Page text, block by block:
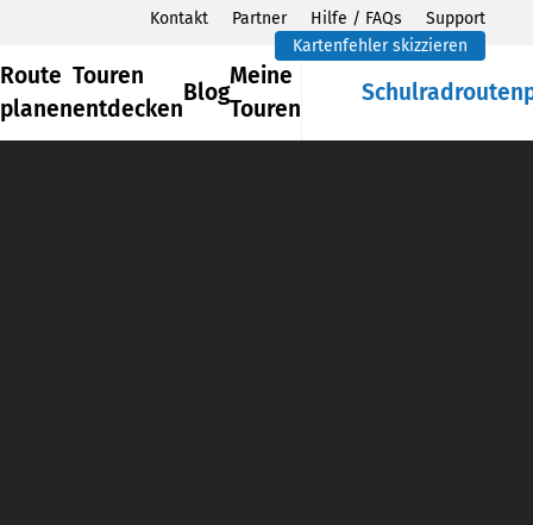
Kontakt Partner Hilfe / FAQs
Support
Kartenfehler skizzieren
Route
planen
Touren
entdecken
Blog
Meine
Touren